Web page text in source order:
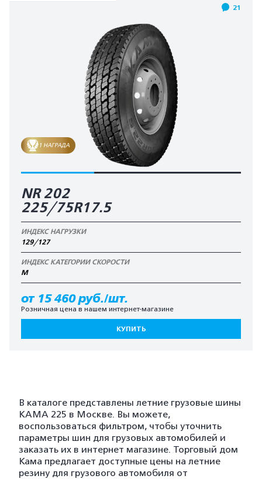
21
1 НАГРАДА
NR 202
225/75R17.5
ИНДЕКС НАГРУЗКИ
129/127
ИНДЕКС КАТЕГОРИИ СКОРОСТИ
M
от 15 460 руб./шт.
Розничная цена в нашем интернет-магазине
КУПИТЬ
В каталоге представлены летние грузовые шины
KAMA 225 в Москве. Вы можете,
воспользоваться фильтром, чтобы уточнить
параметры шин для грузовых автомобилей и
заказать их в интернет магазине. Торговый дом
Кама предлагает доступные цены на летние
резину для грузового автомобиля от